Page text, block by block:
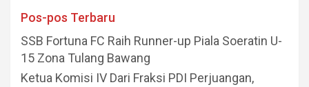
Pos-pos Terbaru
SSB Fortuna FC Raih Runner-up Piala Soeratin U-
15 Zona Tulang Bawang
Ketua Komisi IV Dari Fraksi PDI Perjuangan,